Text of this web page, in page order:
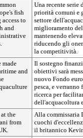
fish
to
and
Una recente
priorità comuni e
settore
miglioramento
mantenendo
riducendo gli
la competitività.
made
and
Il sostegno
obiettivi sarà
nuovo Fondo
pesca, e
ricerca per
dell'acquacoltura
the
from
Alla commissaria
cuochi
il britannico